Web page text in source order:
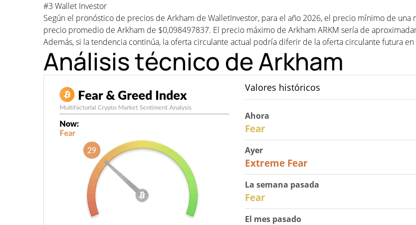
#3 Wallet Investor
Según el pronóstico de precios de Arkham de WalletInvestor, para el año 2026, el precio mínimo de una
precio promedio de Arkham de $0,098497837. El precio máximo de Arkham ARKM sería de
Además, si la tendencia continúa, la oferta circulante actual podría diferir de la oferta circulante futura en
Análisis técnico de Arkham
Valores históricos
Ahora
Fear
Ayer
Extreme Fear
La semana pasada
Fear
El mes pasado